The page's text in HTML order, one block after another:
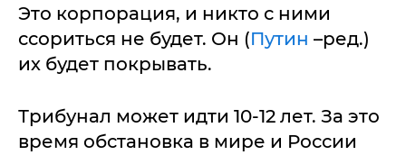
Это корпорация, и никто с ними
ссориться не будет. Он (Путин –ред.)
их будет покрывать.
Трибунал может идти 10-12 лет. За это
время обстановка в мире и России